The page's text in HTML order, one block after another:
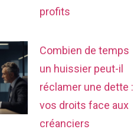
profits
Combien de temps
un huissier peut-il
réclamer une dette :
vos droits face aux
créanciers